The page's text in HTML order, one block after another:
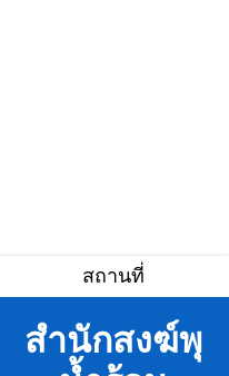
สถานที่
สำนักสงฆ์พุ